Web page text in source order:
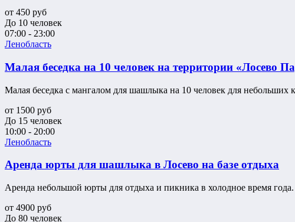
от 450 руб
До 10 человек
07:00 - 23:00
Ленобласть
Малая беседка на 10 человек на территории «Лосево
Малая беседка с мангалом для шашлыка на 10 человек для небольших
от 1500 руб
До 15 человек
10:00 - 20:00
Ленобласть
Аренда юрты для шашлыка в Лосево на базе отдыха
Аренда небольшой юрты для отдыха и пикника в холодное время
от 4900 руб
До 80 человек